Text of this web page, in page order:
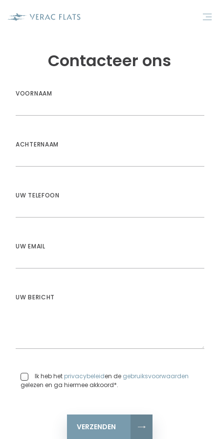
Contacteer ons
VOORNAAM
ACHTERNAAM
UW TELEFOON
UW EMAIL
UW BERICHT
Ik heb het privacybeleiden de gebruiksvoorwaarden
gelezen en ga hiermee akkoord*.
VERZENDEN